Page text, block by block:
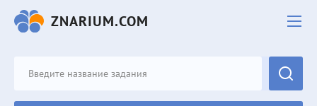
ZNARIUM.COM